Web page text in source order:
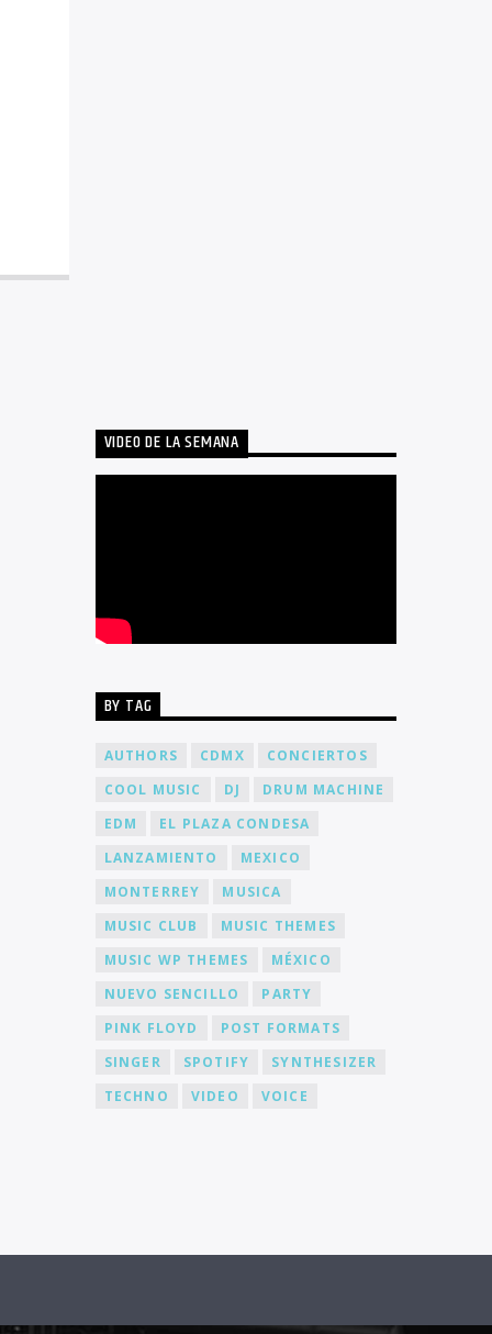
VIDEO DE LA SEMANA
BY TAG
AUTHORS CDMX
CONCIERTOS
COOL MUSIC
DJ
DRUM MACHINE
EDM
EL PLAZA CONDESA
LANZAMIENTO
MEXICO
MONTERREY
MUSICA
MUSIC CLUB
MUSIC THEMES
MUSIC WP THEMES
MÉXICO
NUEVO SENCILLO
PARTY
PINK FLOYD
POST FORMATS
SINGER
SPOTIFY
SYNTHESIZER
TECHNO
VIDEO VOICE